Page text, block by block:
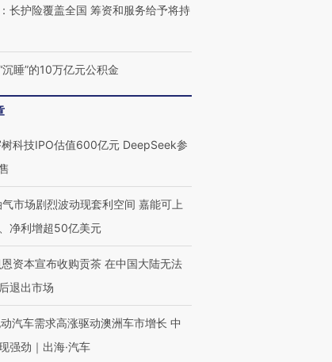
： 长护险覆盖全国 筹资和服务给予将持
沉睡”的10万亿元公积金
科技IPO估值600亿元 DeepSeek参
气市场剧烈波动现套利空间 嘉能可上
净利增超50亿美元
恩资本宣布收购贡茶 在中国大陆无法
退出市场
汽车需求高涨驱动澳洲车市增长 中
强劲｜出海·汽车